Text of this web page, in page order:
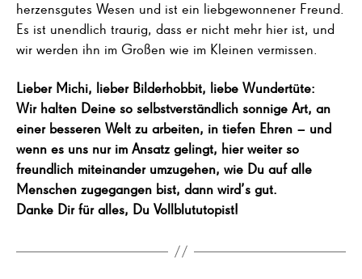
herzensgutes Wesen und ist ein liebgewonnener Freund.
Es ist unendlich traurig, dass er nicht mehr hier ist, und
wir werden ihn im Großen wie im Kleinen vermissen.
Lieber Michi, lieber Bilderhobbit, liebe Wundertüte:
Wir halten Deine so selbstverständlich sonnige Art, an
einer besseren Welt zu arbeiten, in tiefen Ehren – und
wenn es uns nur im Ansatz gelingt, hier weiter so
freundlich miteinander umzugehen, wie Du auf alle
Menschen zugegangen bist, dann wird’s gut.
Danke Dir für alles, Du Vollblututopist!